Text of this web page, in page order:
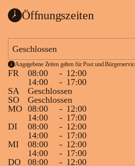
Öffnungszeiten
Geschlossen
Angegebene Zeiten gelten für Post und
FR 08:00 - 12:00
14:00
- 17:00
SA
Geschlossen
SO
Geschlossen
MO 08:00 - 12:00
14:00
- 17:00
DI
08:00 - 12:00
14:00
- 17:00
MI
08:00 - 12:00
14:00
- 17:00
DO
08:00 - 12:00